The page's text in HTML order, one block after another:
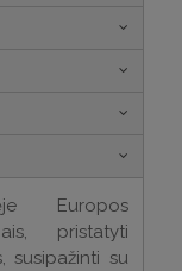
Europos
pristatyti
susipažinti su